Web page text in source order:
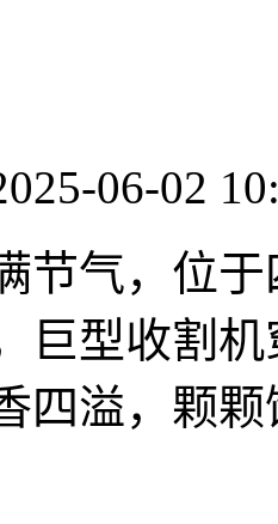
06-02
节气，位
巨型收割
四溢，颗